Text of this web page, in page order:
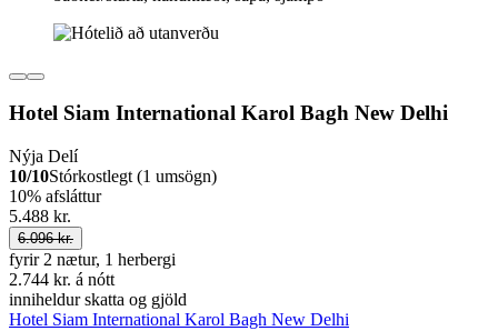
Hotel Siam International Karol Bagh New Delhi
Nýja Delí
10/10Stórkostlegt (1 umsögn)
10% afsláttur
5.488 kr.
6.096 kr.
fyrir 2 nætur, 1 herbergi
2.744 kr. á nótt
inniheldur skatta og gjöld
Hotel Siam International Karol Bagh New Delhi